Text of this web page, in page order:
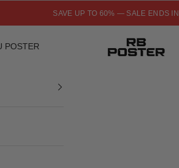
SAVE UP TO 60% — SALE ENDS IN
RB POSTER
POSTER